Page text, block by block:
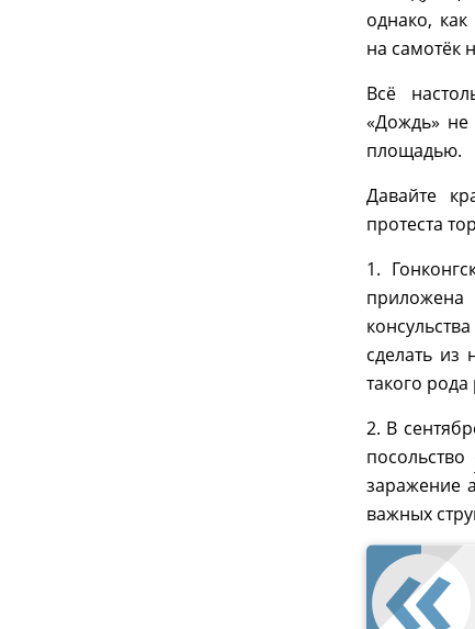
однако,
на самотёк
Всё
«Дождь» не
площадью.
Давайте
протеста
1.
сделать
такого
2. В
посольство
заражение
важных